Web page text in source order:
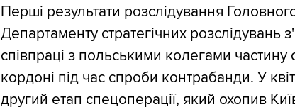
Перші результати розслідування
Департаменту стратегічних розслідувань
співпраці з польськими колегами частину
кордоні під час спроби контрабанди. У
другий етап спецоперації, який охопив